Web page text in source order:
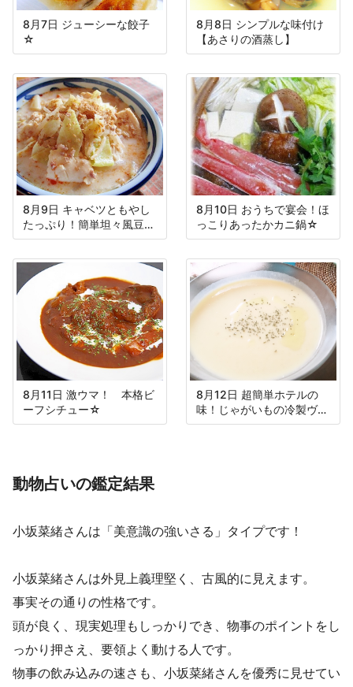
8月7日 ジューシーな餃子
☆
8月8日 シンプルな味付け
【あさりの酒蒸し】
8月9日 キャベツともやし
たっぷり！簡単坦々風豆乳
スープ♪
8月10日 おうちで宴会！ほ
っこりあったかカニ鍋☆
8月11日 激ウマ！ 本格ビ
ーフシチュー☆
8月12日 超簡単ホテルの
味！じゃがいもの冷製ヴィ
シソワーズ
動物占いの鑑定結果
小坂菜緒さんは「美意識の強いさる」タイプです！
小坂菜緒さんは外見上義理堅く、古風的に見えます。
事実その通りの性格です。
頭が良く、現実処理もしっかりでき、物事のポイントをし
っかり押さえ、要領よく動ける人です。
物事の飲み込みの速さも、小坂菜緒さんを優秀に見せてい